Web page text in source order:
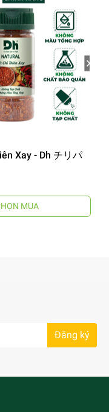
Xay - Dh チリパ
MUA
Đăng ký